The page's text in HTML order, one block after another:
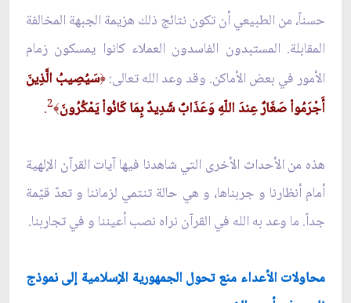
حسناً، من الطبيعي أن تكون نتائج ذلك هزيمة‌ الجبهة المخالفة
المقابلة. المستبدون الفاسدون العملاء كانوا يمسكون زمام
الأمور في بعض الأماكن. وقد وعد الله تعالى:﴿سَيُصِيبُ الَّذِينَ
أَجْرَمُواْ صَغَارٌ عِندَ اللّهِ وَعَذَابٌ شَدِيدٌ بِمَا كَانُواْ يَمْكُرُونَ﴾2
.
هذه من الأحداث الأخرى التي شاهدنا فيها آيات القرآن الإلهية
أمام أنظارنا و جربناها، و هي حالة تنتمي لزماننا و تعدّ قيّمة
جداً. ما وعد به الله في القرآن نراه نصب أعيننا و في تجاربنا.
محاولات الأعداء‌ منع تحول الجمهورية الإسلامية إلى نموذج